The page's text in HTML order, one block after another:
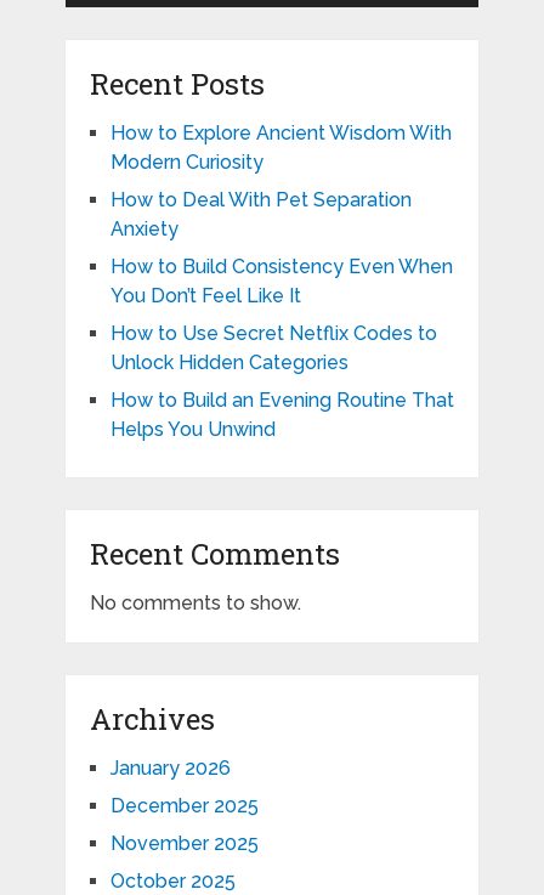
Recent Posts
How to Explore Ancient Wisdom With
Modern Curiosity
How to Deal With Pet Separation
Anxiety
How to Build Consistency Even When
You Don’t Feel Like It
How to Use Secret Netflix Codes to
Unlock Hidden Categories
How to Build an Evening Routine That
Helps You Unwind
Recent Comments
No comments to show.
Archives
January 2026
December 2025
November 2025
October 2025